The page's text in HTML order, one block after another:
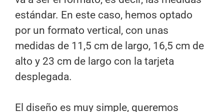
estándar. En este caso, hemos optado
por un formato vertical, con unas
medidas de 11,5 cm de largo, 16,5 cm de
alto y 23 cm de largo con la tarjeta
desplegada.
El diseño es muy simple, queremos